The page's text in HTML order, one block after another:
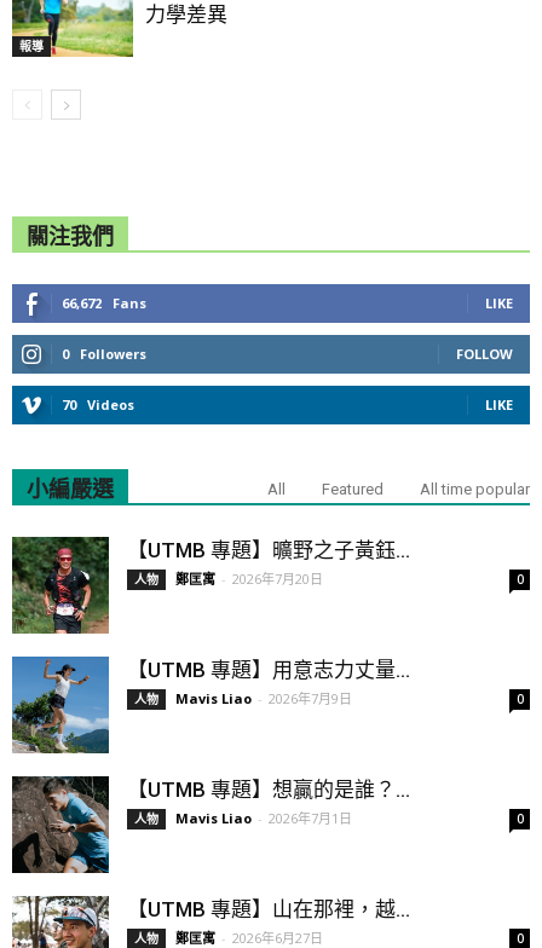
報導
力學差異
關注我們
66,672 Fans LIKE
0 Followers FOLLOW
70 Videos LIKE
小編嚴選 All Featured All time popular
【UTMB 專題】曠野之子黃鈺...
人物 鄭匡寓 - 2026年7月20日 0
【UTMB 專題】用意志力丈量...
人物 Mavis Liao - 2026年7月9日 0
【UTMB 專題】想贏的是誰？...
人物 Mavis Liao - 2026年7月1日 0
【UTMB 專題】山在那裡，越...
人物 鄭匡寓 - 2026年6月27日 0